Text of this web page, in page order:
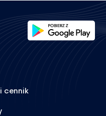
cennik